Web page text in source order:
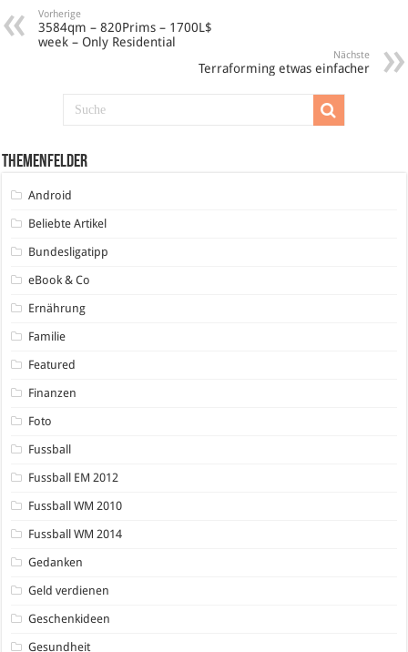
Vorherige
3584qm – 820Prims – 1700L$
week – Only Residential
Nächste
Terraforming etwas einfacher
Themenfelder
Android
Beliebte Artikel
Bundesligatipp
eBook & Co
Ernährung
Familie
Featured
Finanzen
Foto
Fussball
Fussball EM 2012
Fussball WM 2010
Fussball WM 2014
Gedanken
Geld verdienen
Geschenkideen
Gesundheit